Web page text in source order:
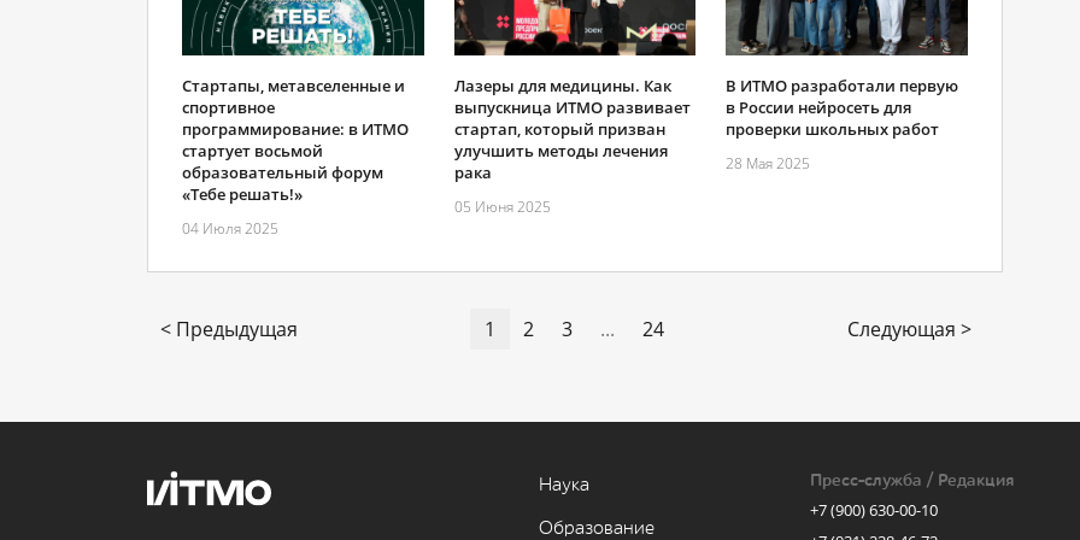
Стартапы, метавселенные и
спортивное
программирование: в ИТМО
стартует восьмой
образовательный форум
«Тебе решать!»
04 Июля 2025
Лазеры для медицины. Как
выпускница ИТМО развивает
стартап, который призван
улучшить методы лечения
рака
05 Июня 2025
В ИТМО разработали первую
в России нейросеть для
проверки школьных работ
28 Мая 2025
< Предыдущая 1 2 3 ... 24 Следующая >
Наука
Образование
Пресс-служба / Редакция
+7 (900) 630-00-10